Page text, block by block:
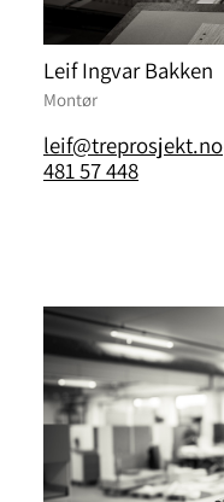
Leif Ingvar Bakken
Montør
leif@treprosjekt.no
481 57 448